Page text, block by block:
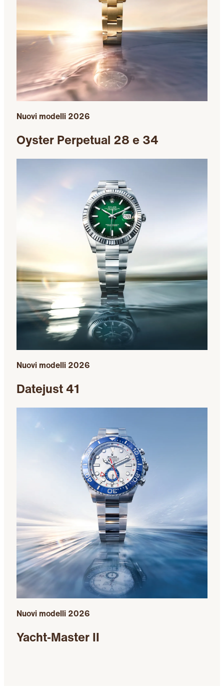
Nuovi modelli 2026
Oyster Perpetual 28 e 34
Nuovi modelli 2026
Datejust 41
Nuovi modelli 2026
Yacht‑Master II